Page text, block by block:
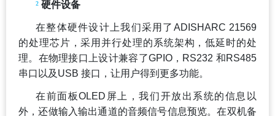
² 硬件设备
在整体硬件设计上我们采用了ADISHARC 21569
的处理芯片，采用并行处理的系统架构，低延时的处
理。在物理接口上设计兼容了GPIO，RS232 和RS485
串口以及USB 接口，让用户得到更多功能。
在前面板OLED屏上，我们开放出系统的信息以
外，还做输入输出通道的音频信号信息预览。在双机备